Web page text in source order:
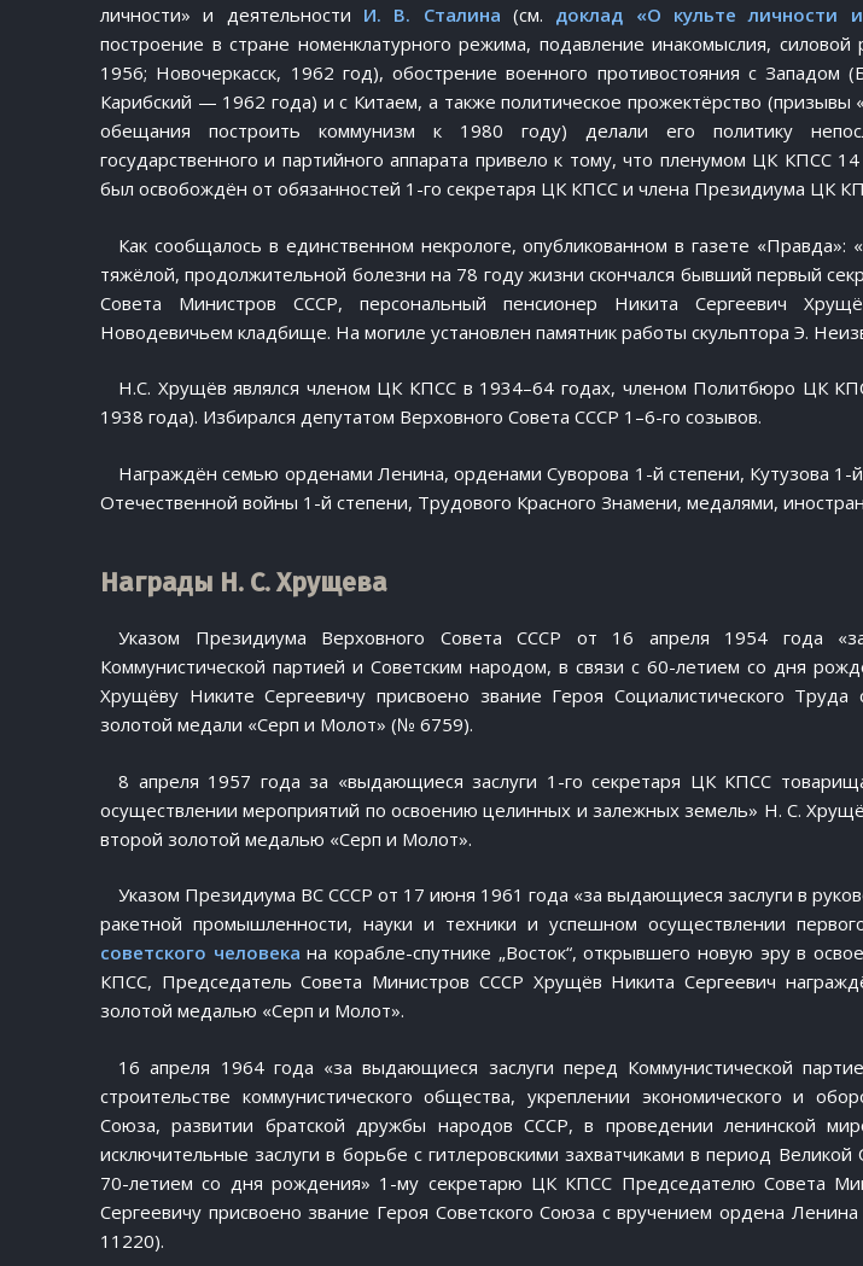
личности» и деятельности И. В. Сталина (см. доклад «О культе личности
построение в стране номенклатурного режима, подавление инакомыслия, силовой
1956; Новочеркасск, 1962 год), обострение военного противостояния с Западом
Карибский — 1962 года) и с Китаем, а также политическое прожектёрство (призывы
обещания построить коммунизм к 1980 году) делали его политику
государственного и партийного аппарата привело к тому, что пленумом ЦК КПСС
был освобождён от обязанностей 1-го секретаря ЦК КПСС и члена Президиума ЦК
Как сообщалось в единственном некрологе, опубликованном в газете «Правда»:
тяжёлой, продолжительной болезни на 78 году жизни скончался бывший первый
Совета Министров СССР, персональный пенсионер Никита Сергеевич
Новодевичьем кладбище. На могиле установлен памятник работы скульптора Э.
Н.С. Хрущёв являлся членом ЦК КПСС в 1934–64 годах, членом Политбюро ЦК
1938 года). Избирался депутатом Верховного Совета СССР 1–6-го созывов.
Награждён семью орденами Ленина, орденами Суворова 1-й степени, Кутузова 1-
Отечественной войны 1-й степени, Трудового Красного Знамени, медалями,
Награды Н. С. Хрущева
Указом Президиума Верховного Совета СССР от 16 апреля 1954 года
Коммунистической партией и Советским народом, в связи с 60-летием со дня
Хрущёву Никите Сергеевичу присвоено звание Героя Социалистического
золотой медали «Серп и Молот» (№ 6759).
8 апреля 1957 года за «выдающиеся заслуги 1-го секретаря ЦК КПСС
осуществлении мероприятий по освоению целинных и залежных земель» Н. С.
второй золотой медалью «Серп и Молот».
Указом Президиума ВС СССР от 17 июня 1961 года «за выдающиеся заслуги в
ракетной промышленности, науки и техники и успешном осуществлении
советского человека на корабле-спутнике „Восток“, открывшего новую эру в
КПСС, Председатель Совета Министров СССР Хрущёв Никита Сергеевич
золотой медалью «Серп и Молот».
16 апреля 1964 года «за выдающиеся заслуги перед Коммунистической
строительстве коммунистического общества, укреплении экономического и
Союза, развитии братской дружбы народов СССР, в проведении ленинской
исключительные заслуги в борьбе с гитлеровскими захватчиками в период
70-летием со дня рождения» 1-му секретарю ЦК КПСС Председателю Совета
Сергеевичу присвоено звание Героя Советского Союза с вручением ордена
11220).